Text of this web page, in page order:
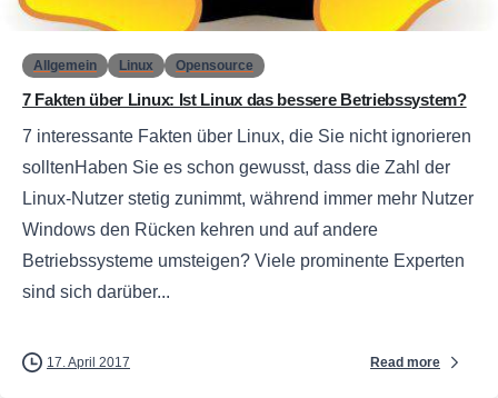
Allgemein Linux Opensource
7 Fakten über Linux: Ist Linux das bessere Betriebssystem?
7 interessante Fakten über Linux, die Sie nicht ignorieren
solltenHaben Sie es schon gewusst, dass die Zahl der
Linux-Nutzer stetig zunimmt, während immer mehr Nutzer
Windows den Rücken kehren und auf andere
Betriebssysteme umsteigen? Viele prominente Experten
sind sich darüber...
17. April 2017 Read more